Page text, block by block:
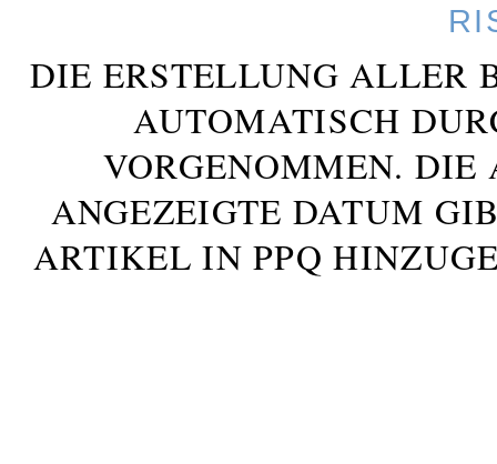
DIE ERSTELLUNG ALLER
AUTOMATISCH
VORGENOMMEN. DIE
ANGEZEIGTE DATUM
ARTIKEL IN PPQ